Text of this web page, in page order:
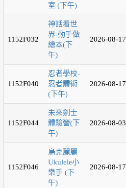
室 (下午)
1152F032
神話看世
界-動手做
繪本(下
午)
2026-08-17
1152F040
忍者學校-
忍者體術
(下午)
2026-08-17
1152F044
未來劍士
體驗營(下
午)
2026-08-03
1152F046
烏克麗麗
Ukulele小
樂手 (下
午)
2026-08-17